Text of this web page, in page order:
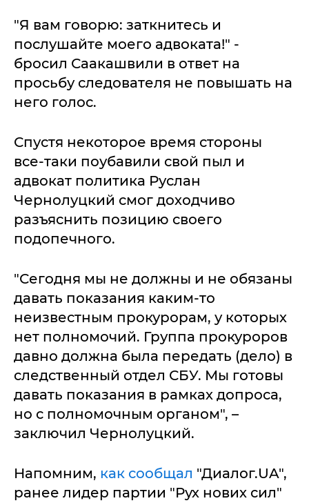
"Я вам говорю: заткнитесь и
послушайте моего адвоката!" -
бросил Саакашвили в ответ на
просьбу следователя не повышать на
него голос.
Спустя некоторое время стороны
все-таки поубавили свой пыл и
адвокат политика Руслан
Чернолуцкий смог доходчиво
разъяснить позицию своего
подопечного.
"Сегодня мы не должны и не обязаны
давать показания каким-то
неизвестным прокурорам, у которых
нет полномочий. Группа прокуроров
давно должна была передать (дело) в
следственный отдел СБУ. Мы готовы
давать показания в рамках допроса,
но с полномочным органом", –
заключил Чернолуцкий.
Напомним, как сообщал "Диалог.UA",
ранее лидер партии "Рух нових сил"